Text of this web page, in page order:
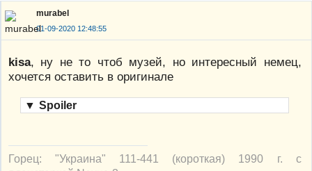
murabel
01-09-2020 12:48:55
kisa, ну не то чтоб музей, но интересный немец,
хочется оставить в оригинале
▼ Spoiler
Горец: "Украина" 111-441 (короткая) 1990 г. с